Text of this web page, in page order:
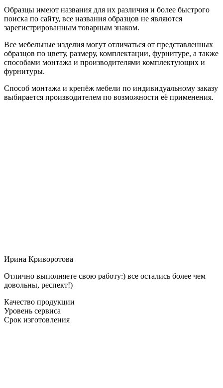
Образцы имеют названия для их различия и более быстрого
поиска по сайту, все названия образцов не являются
зарегистрированным товарным знаком.
Все мебельные изделия могут отличаться от представленных
образцов по цвету, размеру, комплектации, фурнитуре, а также
способами монтажа и производителями комплектующих и
фурнитуры.
Способ монтажа и крепёж мебели по индивидуальному заказу
выбирается производителем по возможности её применения.
Ирина Криворотова
Отлично выполняете свою работу:) все остались более чем
довольны, респект!)
Качество продукции
Уровень сервиса
Срок изготовления